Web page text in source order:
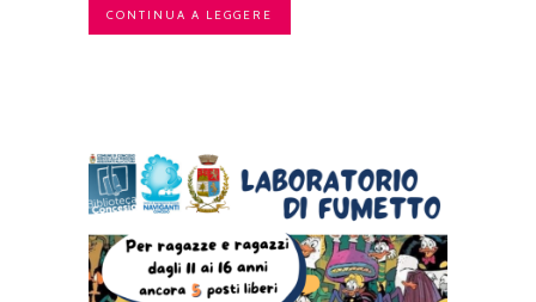
CONTINUA A LEGGERE